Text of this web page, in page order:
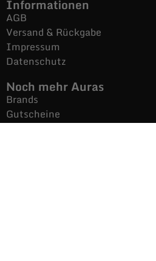
Informationen
AGB
Versand & Rückgabe
Impressum
Datenschutz
Noch mehr Auras
Brands
Gutscheine
Gesamtsortiment